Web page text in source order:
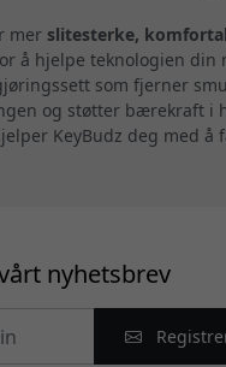
mer slitesterke,
å hjelpe teknologien din
som fjerner
og støtter bærekraft i
KeyBudz deg med
nyhetsbrev